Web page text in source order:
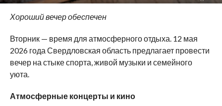
Хороший вечер обеспечен
Вторник — время для атмосферного отдыха. 12 мая
2026 года Свердловская область предлагает провести
вечер на стыке спорта, живой музыки и семейного
уюта.
Атмосферные концерты и кино